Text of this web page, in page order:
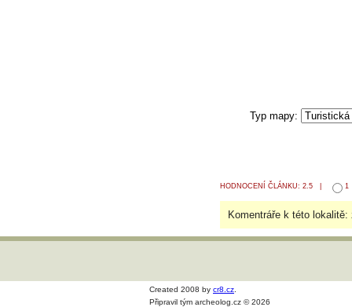
HODNOCENÍ ČLÁNKU: 2.5 | 1
Komentráře k této
Created 2008 by cr8.cz
Připravil tým archeolog.cz © 2026